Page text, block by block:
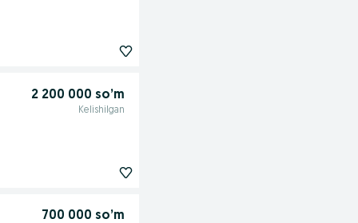
2 200 000 so’m
Kelishilgan
700 000 so’m